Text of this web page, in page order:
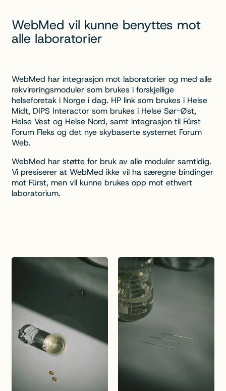
WebMed vil kunne benyttes mot
alle laboratorier
WebMed har integrasjon mot laboratorier og med alle
rekvireringsmoduler som brukes i forskjellige
helseforetak i Norge i dag. HP link som brukes i Helse
Midt, DIPS Interactor som brukes i Helse Sør-Øst,
Helse Vest og Helse Nord, samt integrasjon til Fürst
Forum Fleks og det nye skybaserte systemet Forum
Web.
WebMed har støtte for bruk av alle moduler samtidig.
Vi presiserer at WebMed ikke vil ha særegne bindinger
mot Fürst, men vil kunne brukes opp mot ethvert
laboratorium.